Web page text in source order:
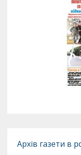
Архів газети в